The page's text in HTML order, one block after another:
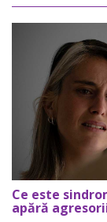
Ce este
apără